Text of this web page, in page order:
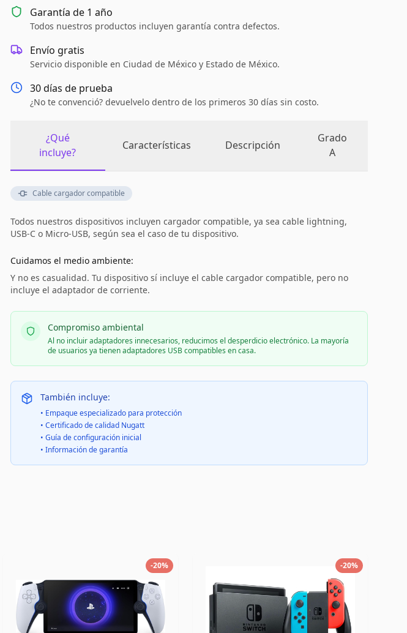
Garantía de 1 año
Todos nuestros productos incluyen garantía contra defectos.
Envío gratis
Servicio disponible en Ciudad de México y Estado de México.
30 días de prueba
¿No te convenció? devuelvelo dentro de los primeros 30 días sin costo.
¿Qué
incluye?
Características Descripción
Grado
A
Cable cargador compatible
Todos nuestros dispositivos incluyen cargador compatible, ya sea cable lightning,
USB-C o Micro-USB, según sea el caso de tu dispositivo.
Cuidamos el medio ambiente:
Y no es casualidad. Tu dispositivo sí incluye el cable cargador compatible, pero no
incluye el adaptador de corriente.
Compromiso ambiental
Al no incluir adaptadores innecesarios, reducimos el desperdicio electrónico. La mayoría
de usuarios ya tienen adaptadores USB compatibles en casa.
También incluye:
• Empaque especializado para protección
• Certificado de calidad Nugatt
• Guía de configuración inicial
• Información de garantía
-20% -20%